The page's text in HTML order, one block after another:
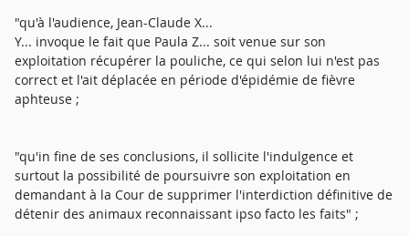
"qu'à l'audience, Jean-Claude X...
Y... invoque le fait que Paula Z... soit venue sur son
exploitation récupérer la pouliche, ce qui selon lui n'est pas
correct et l'ait déplacée en période d'épidémie de fièvre
aphteuse ;
"qu'in fine de ses conclusions, il sollicite l'indulgence et
surtout la possibilité de poursuivre son exploitation en
demandant à la Cour de supprimer l'interdiction définitive de
détenir des animaux reconnaissant ipso facto les faits" ;